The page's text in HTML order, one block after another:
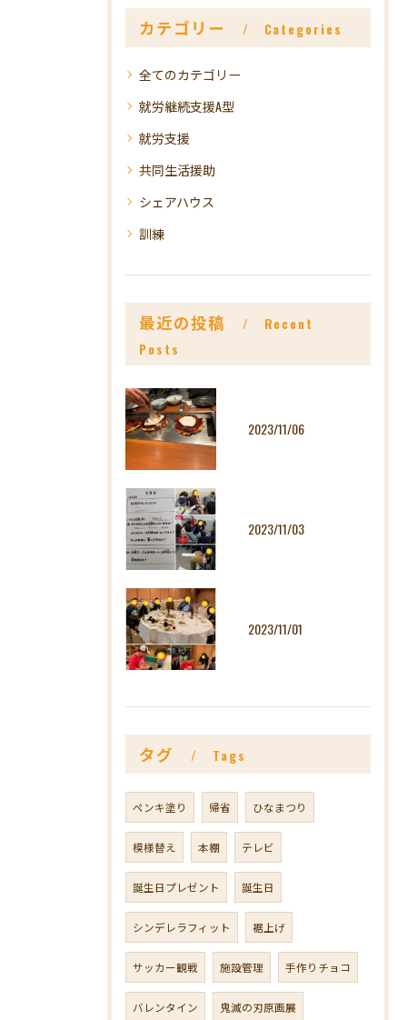
カテゴリー Categories
全てのカテゴリー
就労継続支援A型
就労支援
共同生活援助
シェアハウス
訓練
最近の投稿
Recent
Posts
2023/11/06
2023/11/03
2023/11/01
タグ Tags
ペンキ塗り 帰省 ひなまつり
模様替え 本棚 テレビ
誕生日プレゼント 誕生日
シンデレラフィット 裾上げ
サッカー観戦 施設管理 手作りチョコ
バレンタイン 鬼滅の刃原画展